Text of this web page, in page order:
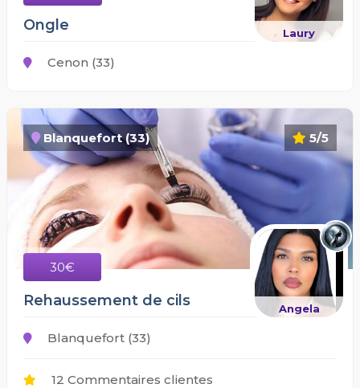
Laury
Ongle
Cenon (33)
5/5
Blanquefort (33)
30€
Angela
Rehaussement de cils
Blanquefort (33)
12 Commentaires clientes